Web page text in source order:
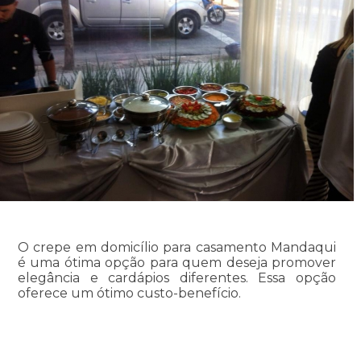
O crepe em domicílio para casamento Mandaqui
é uma ótima opção para quem deseja promover
elegância e cardápios diferentes. Essa opção
oferece um ótimo custo-benefício.